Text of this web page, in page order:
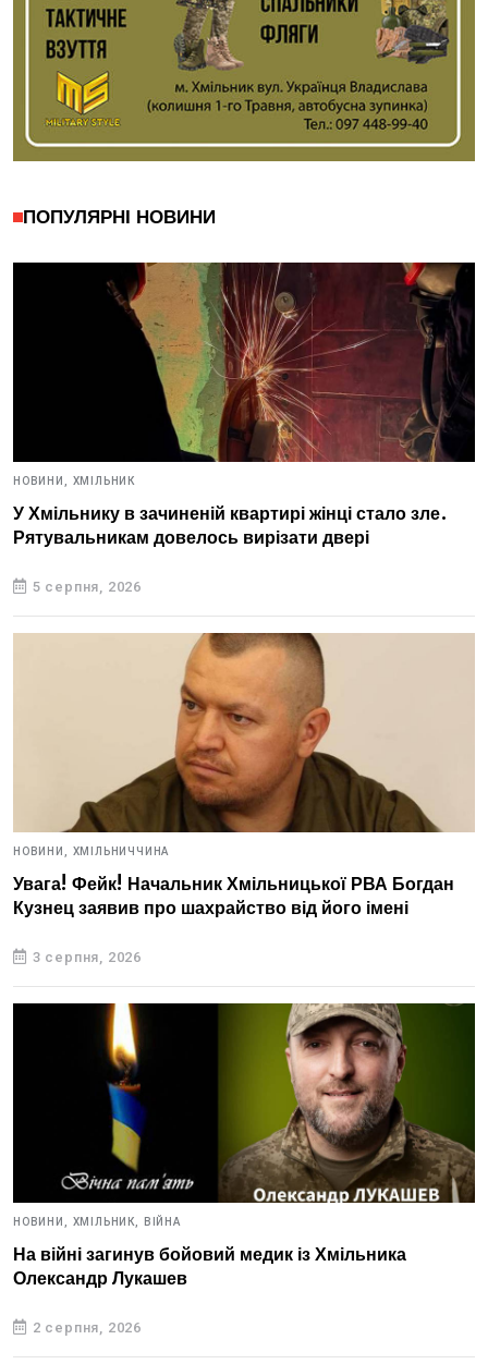
ПОПУЛЯРНІ НОВИНИ
НОВИНИ, ХМІЛЬНИК
У Хмільнику в зачиненій квартирі жінці стало зле.
Рятувальникам довелось вирізати двері
5 серпня, 2026
НОВИНИ, ХМІЛЬНИЧЧИНА
Увага! Фейк! Начальник Хмільницької РВА Богдан
Кузнец заявив про шахрайство від його імені
3 серпня, 2026
НОВИНИ, ХМІЛЬНИК, ВІЙНА
На війні загинув бойовий медик із Хмільника
Олександр Лукашев
2 серпня, 2026